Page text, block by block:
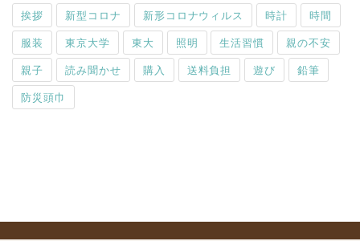
挨拶
新型コロナ 新形コロナウィルス 時計
時間
服装
東京大学 東大 照明 生活習慣
親の不安
親子
読み聞かせ 購入 送料負担 遊び
鉛筆
防災頭巾